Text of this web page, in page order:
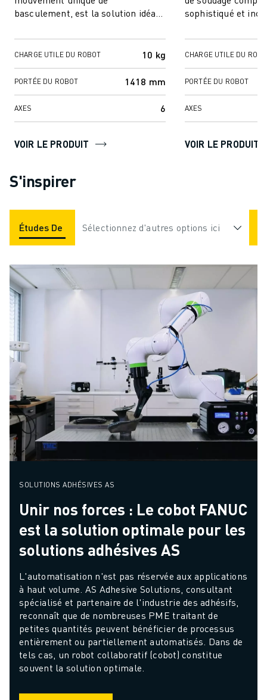
basculement, est la solution idéale
entreprises ainsi ...
CHARGE UTILE DU ROBOT 10 kg
PORTÉE DU ROBOT 1418 mm
AXES 6
VOIR LE PRODUIT
sophistiqué et
q...
CHARGE UTILE DU
PORTÉE DU ROBOT
AXES
VOIR LE PRODUIT
S'inspirer
Études De Cas Applications Industries
Sélectionnez d'autres options ici
SOLUTIONS ADHÉSIVES AS
Unir nos forces : Le cobot FANUC
est la solution optimale pour les
solutions adhésives AS
L'automatisation n'est pas réservée aux applications
à haut volume. AS Adhesive Solutions, consultant
spécialisé et partenaire de l'industrie des adhésifs,
reconnaît que de nombreuses PME traitant de
petites quantités peuvent bénéficier de processus
entièrement ou partiellement automatisés. Dans de
tels cas, un robot collaboratif (cobot) constitue
souvent la solution optimale.